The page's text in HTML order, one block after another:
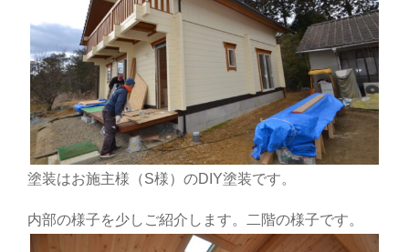
塗装はお施主様（S様）のDIY塗装です。
内部の様子を少しご紹介します。二階の様子です。